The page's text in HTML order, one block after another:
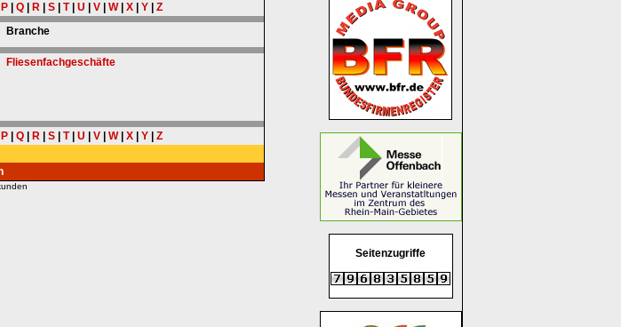
P| Q| R| S| T| U V| W| X| Y| Z
Branche
Fliesenfachgeschäfte
P| Q| R| S| T| U V| W| X| Y| Z
Seitenzugriffe